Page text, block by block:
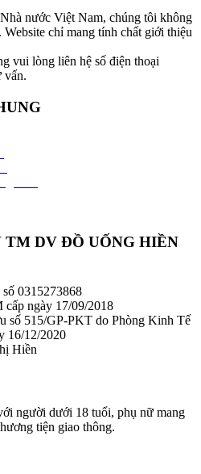
nước Việt Nam, chúng tôi không
chỉ mang tính chất giới thiệu
vui lòng liên hệ số điện thoại
vấn.
DV ĐỒ UỐNG HIỀN
0315273868
ngày 17/09/2018
số 515/GP-PKT do Phòng Kinh Tế
16/12/2020
Hiền
người dưới 18 tuổi, phụ nữ mang
tiện giao thông.